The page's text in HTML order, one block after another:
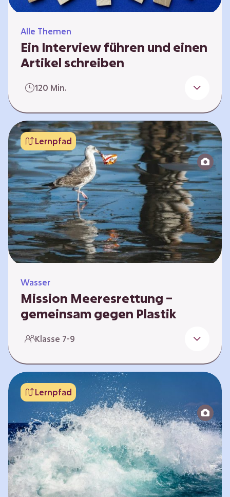
Alle Themen
Ein Interview führen und einen
Artikel schreiben
Einführung Führt ein journalistisches
Interview mit einer Person in einem
das Thema Nachhaltigkeit, Klima- oder
Umweltschutz im Berufsalltag eine Rolle
spielt. Verfasst im Anschluss einen Artikel.
Diese Aktion braucht Vorbereitung und
Recherche. Informationen im Überblick Ihr
arbeitet in Gruppen und habt in mehreren
Unterrichtsstunden Zeit, um euer Interview
zu…
120 Min.
Lernpfad
Wasser
Mission Meeresrettung –
gemeinsam gegen Plastik
Die Weltmeere bedecken rund 70 Prozent
der Erdoberfläche und sind ein zentraler
speichern Wärme, produzieren Sauerstoff und
dienen als Lebensraum für unzählige Arten.
Doch sie sind zunehmend bedroht. Eine der
größten Gefahren ist Plastikmüll. In diesem
Lernpfad setzt du dich gemeinsam mit deiner
Lerngruppe mit den Eigenschaften und der
Bedeutung…
Klasse 7-9
Lernpfad